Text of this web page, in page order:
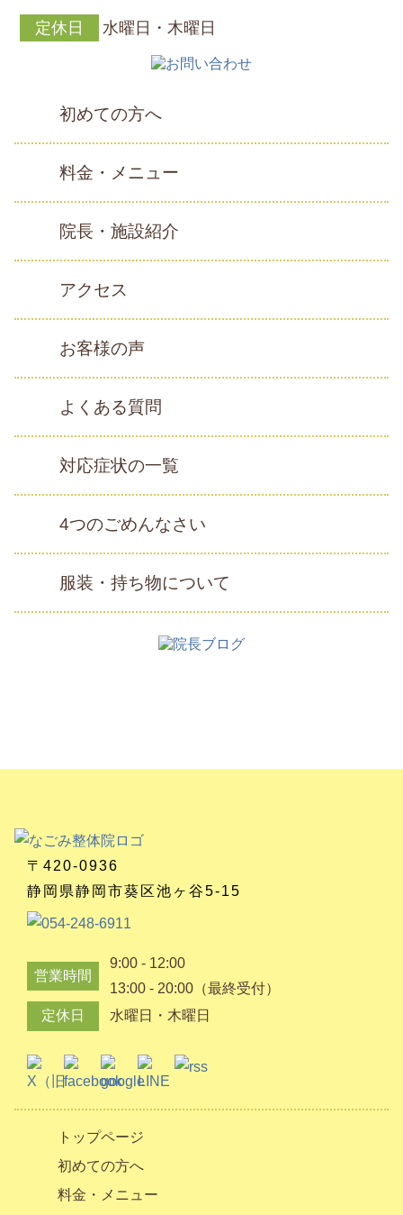
定休日 水曜日・木曜日
初めての方へ
料金・メニュー
院長・施設紹介
アクセス
お客様の声
よくある質問
対応症状の一覧
4つのごめんなさい
服装・持ち物について
〒420-0936
静岡県静岡市葵区池ヶ谷5-15
営業時間
9:00 - 12:00
13:00 - 20:00（最終受付）
定休日
水曜日・木曜日
トップページ
初めての方へ
料金・メニュー